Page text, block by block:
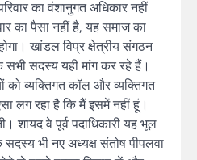
का वंशानुगत अधिकार नहीं
का पैसा नहीं है, यह समाज का
खांडल विप्र क्षेत्रीय संगठन
सभी सदस्य यही मांग कर रहे हैं।
व्यक्तिगत कॉल और व्यक्तिगत
लग रहा है कि मैं इसमें नहीं हूं।
शायद वे पूर्व पदाधिकारी यह भूल
भी नए अध्यक्ष संतोष पीपलवा